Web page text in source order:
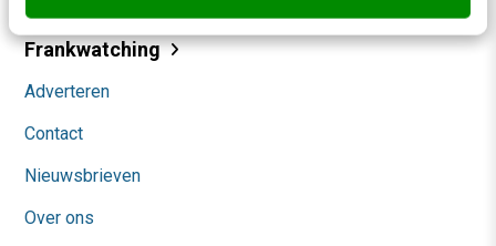
Frankwatching
Adverteren
Contact
Nieuwsbrieven
Over ons